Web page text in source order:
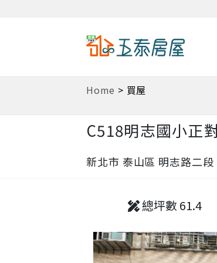
Home > 買屋
C518明志國小正
新北市 泰山區 明志路二段
總坪數 61.4